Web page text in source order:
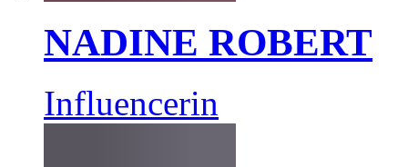
NADINE ROBERT
Influencerin